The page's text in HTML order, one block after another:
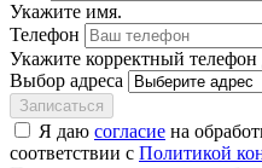
Укажите имя.
Телефон
Укажите корректный телефон
Выбор адреса
Записаться
Я даю согласие на
соответствии с Политикой